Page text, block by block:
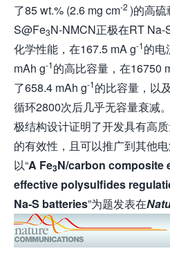
了85 wt.% (2.6 mg cm-2 )的高硫
S@Fe3N-NMCN正极在RT
化学性能，在167.5 mA g-1的电
mAh g-1的高比容量，在16750
了658.4 mAh g-1的比容量，以
循环2800次后几乎无容量衰减
极结构设计证明了开发具有高
的有效性，且可以推广到其他
以“A Fe3N/carbon composite
effective polysulfides
Na-S batteries”为题发表在